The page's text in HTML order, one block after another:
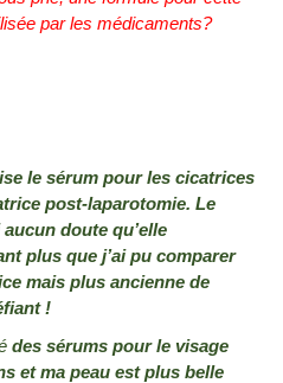
par les médicaments?
le sérum pour les cicatrices
post-laparotomie. Le
doute qu’elle
plus que j’ai pu comparer
mais plus ancienne de
!
des sérums pour le visage
et ma peau est plus belle